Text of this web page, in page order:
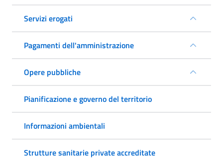
Servizi erogati
Pagamenti dell'amministrazione
Opere pubbliche
Pianificazione e governo del territorio
Informazioni ambientali
Strutture sanitarie private accreditate